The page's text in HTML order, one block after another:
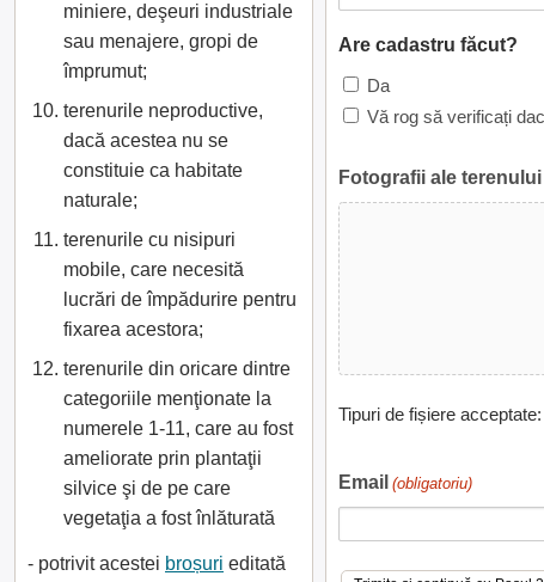
Are cadastru făcut?
Da
Vă rog să verificați
Fotografii ale terenului
Tipuri de fișiere
Email (obligatoriu)
miniere, deşeuri industriale
sau menajere, gropi de
împrumut;
terenurile neproductive,
dacă acestea nu se
constituie ca habitate
naturale;
terenurile cu nisipuri
mobile, care necesită
lucrări de împădurire pentru
fixarea acestora;
terenurile din oricare dintre
categoriile menţionate la
numerele 1-11, care au fost
ameliorate prin plantaţii
silvice şi de pe care
vegetaţia a fost înlăturată
- potrivit acestei broșuri editată